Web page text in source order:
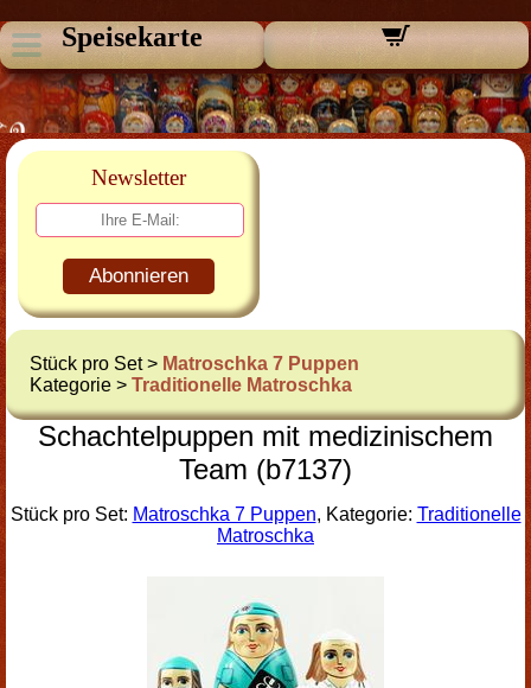
Speisekarte
Newsletter
Abonnieren
Stück pro Set > Matroschka 7 Puppen
Kategorie > Traditionelle Matroschka
Schachtelpuppen mit medizinischem
Team (b7137)
Stück pro Set: Matroschka 7 Puppen, Kategorie: Traditionelle
Matroschka